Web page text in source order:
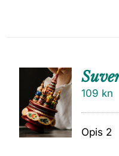
DODAJ
U
KOŠARI
CU
109 kn
Opis 2